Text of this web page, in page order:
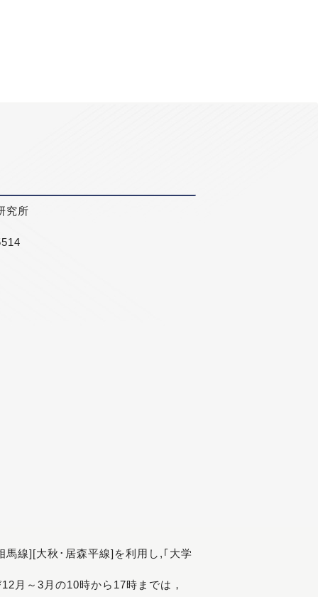
究所
線][大秋･居森平線]を利用し,｢大学
月～3月の10時から17時までは，